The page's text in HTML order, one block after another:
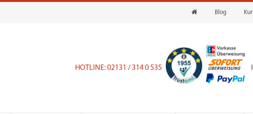
Blog
HOTLINE: 02131 / 314 0 535